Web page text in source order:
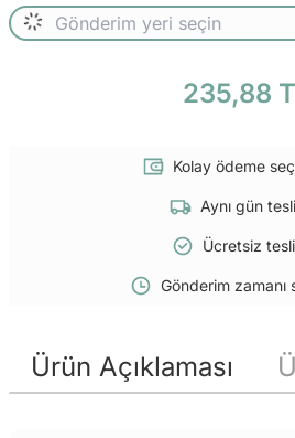
235,88
Kolay ödeme
Aynı gün
Ücretsiz
Gönderim zamanı
Ürün Açıklaması